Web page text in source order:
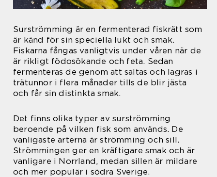
Surströmming är en fermenterad fiskrätt som
är känd för sin speciella lukt och smak.
Fiskarna fångas vanligtvis under våren när de
är rikligt födosökande och feta. Sedan
fermenteras de genom att saltas och lagras i
trätunnor i flera månader tills de blir jästa
och får sin distinkta smak.
Det finns olika typer av surströmming
beroende på vilken fisk som används. De
vanligaste arterna är strömming och sill.
Strömmingen ger en kräftigare smak och är
vanligare i Norrland, medan sillen är mildare
och mer populär i södra Sverige.